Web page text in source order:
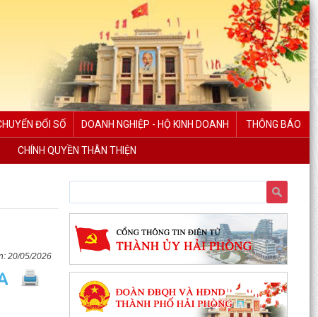
ĐỔI SỐ DOANH NGHIỆP - HỘ KINH DOANH THÔNG BÁO
CHÍNH QUYỀN THÂN THIỆN
20/05/2026